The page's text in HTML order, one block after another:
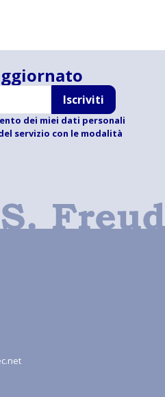
Iscriviti
dei miei dati personali
servizio con le modalità